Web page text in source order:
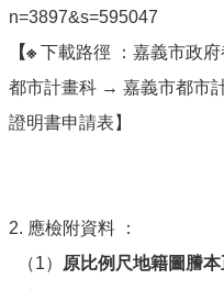
告
n=3897&s=595047
【※ 下載路徑 ：嘉義市政
都市計畫科 → 嘉義市都市
證明書申請表】
2. 應檢附資料 ：
（1）
原比例尺地籍圖謄